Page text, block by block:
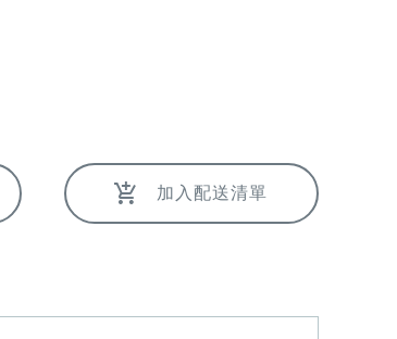
加入配送清單